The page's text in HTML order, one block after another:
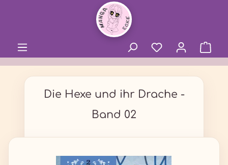
Die Hexe und ihr Drache -
Band 02
Bildergalerie überspringen